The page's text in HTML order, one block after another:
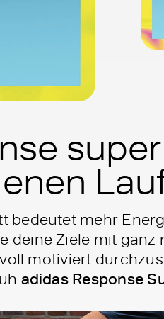
bedeutet mehr
deine Ziele mit
motiviert
adidas Response